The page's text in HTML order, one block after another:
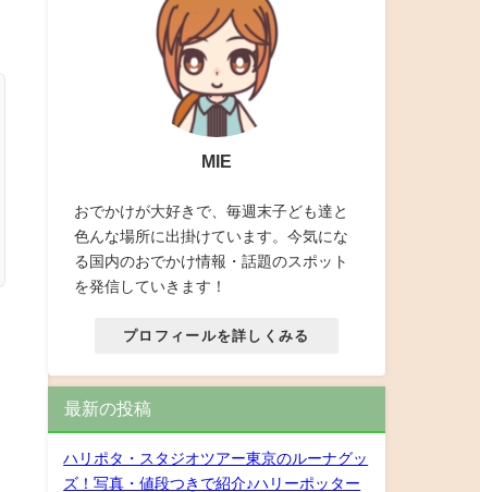
MIE
おでかけが大好きで、毎週末子ども達と
色んな場所に出掛けています。今気にな
る国内のおでかけ情報・話題のスポット
を発信していきます！
プロフィールを詳しくみる
最新の投稿
ハリポタ・スタジオツアー東京のルーナグッ
ズ！写真・値段つきで紹介♪ハリーポッター